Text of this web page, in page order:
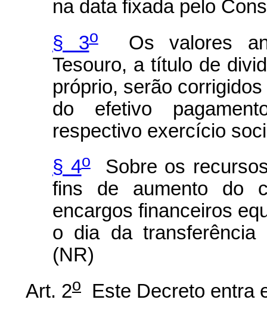
na data fixada pelo
§ 3oOs valores
Tesouro, a título de
próprio, serão
do efetivo
respectivo exercício
§ 4oSobre os recursos
fins de aumento do
encargos financeiros
o dia da
(NR)
Art. 2o
Este Decreto entra